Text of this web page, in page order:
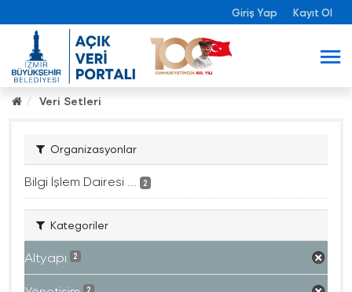
Giriş Yap Kayıt Ol
Veri Setleri
Organizasyonlar
Bilgi İşlem Dairesi ... 2
Kategoriler
Altyapı 2